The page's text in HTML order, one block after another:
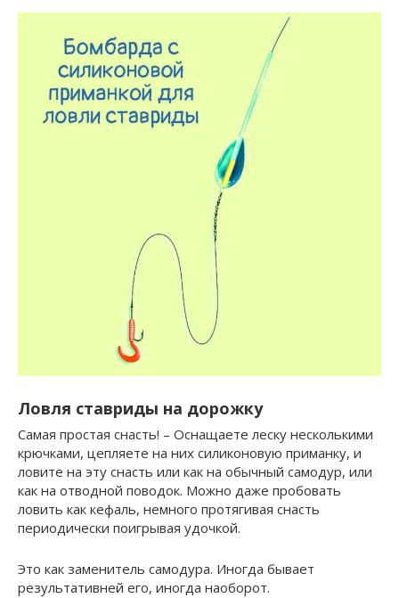
Ловля ставриды на дорожку
Самая простая снасть! – Оснащаете леску несколькими
крючками, цепляете на них силиконовую приманку, и
ловите на эту снасть или как на обычный самодур, или
как на отводной поводок. Можно даже пробовать
ловить как кефаль, немного протягивая снасть
периодически поигрывая удочкой.
Это как заменитель самодура. Иногда бывает
результативней его, иногда наоборот.